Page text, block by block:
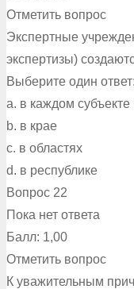
Отметить вопрос
Экспертные
экспертизы)
Выберите один ответ:
a. в каждом
b. в крае
c. в областях
d. в республике
Вопрос 22
Пока нет ответа
Балл: 1,00
Отметить вопрос
К уважительным